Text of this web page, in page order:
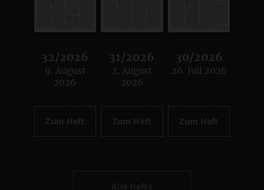
32/2026
:
9. August
2026
Zum Heft
31/2026
:
2. August
2026
Zum Heft
30/2026
:
26. Juli 2026
Zum Heft